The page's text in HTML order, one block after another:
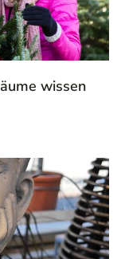
wissen